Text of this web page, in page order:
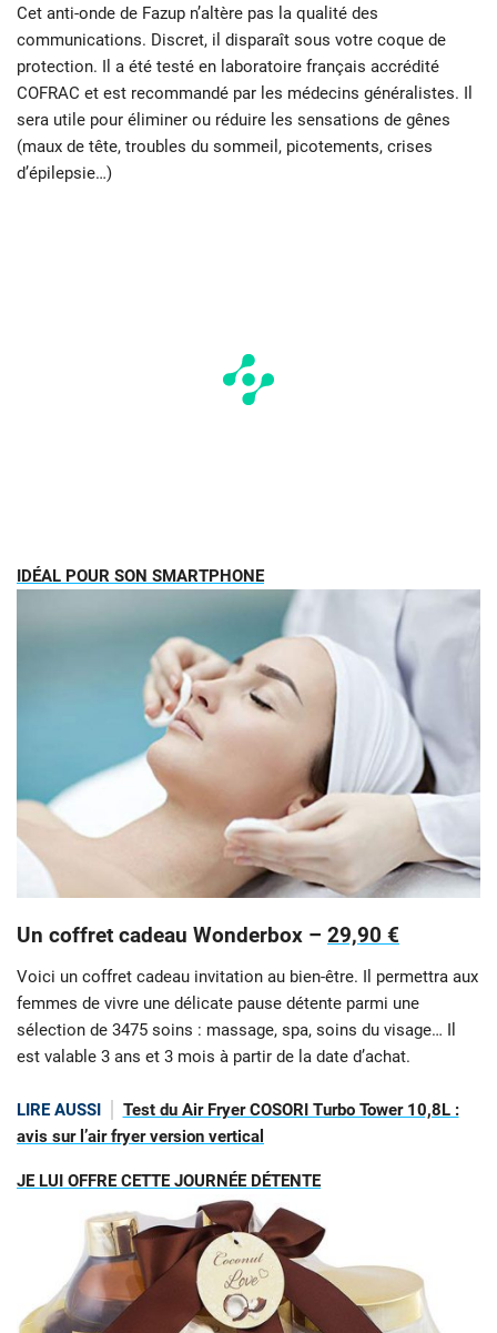
Cet anti-onde de Fazup n’altère pas la qualité des
communications. Discret, il disparaît sous votre coque de
protection. Il a été testé en laboratoire français accrédité
COFRAC et est recommandé par les médecins généralistes. Il
sera utile pour éliminer ou réduire les sensations de gênes
(maux de tête, troubles du sommeil, picotements, crises
d’épilepsie…)
IDÉAL POUR SON SMARTPHONE
Un coffret cadeau Wonderbox – 29,90 €
Voici un coffret cadeau invitation au bien-être. Il permettra aux
femmes de vivre une délicate pause détente parmi une
sélection de 3475 soins : massage, spa, soins du visage… Il
est valable 3 ans et 3 mois à partir de la date d’achat.
LIRE AUSSI
Test du Air Fryer COSORI Turbo Tower 10,8L :
avis sur l’air fryer version vertical
JE LUI OFFRE CETTE JOURNÉE DÉTENTE